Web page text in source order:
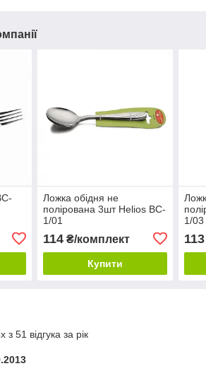
Ложка обідня не
полірована 3шт Helios BC-
1/01
114₴/комплект
Купити
1/03
113
з 51 відгука за рік